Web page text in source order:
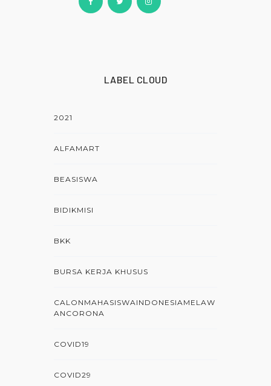
LABEL CLOUD
2021
ALFAMART
BEASISWA
BIDIKMISI
BKK
BURSA KERJA KHUSUS
CALONMAHASISWAINDONESIAMELAW
ANCORONA
COVID19
COVID29